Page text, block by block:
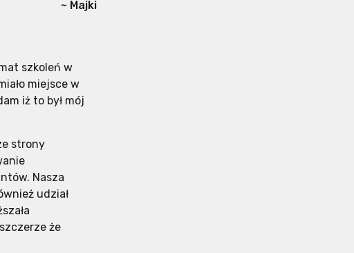
~ Majki
szkoleń w
miejsce w
iż to był mój
strony
Nasza
udział
że